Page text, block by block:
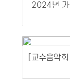
2024년 가